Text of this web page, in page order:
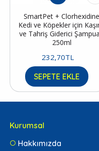
SmartPet + Clorhexidine
Kedi ve Köpekler için
ve Tahriş Giderici
250ml
232,70TL
SEPETE EKLE
Kurumsal
Hakkımızda